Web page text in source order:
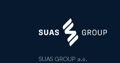
SUAS GROUP a.s.